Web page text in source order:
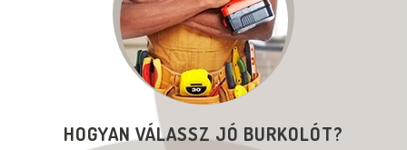
HOGYAN VÁLASSZ JÓ BURKOLÓT?